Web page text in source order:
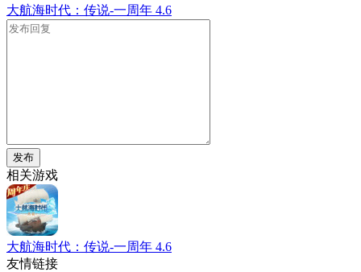
大航海时代：传说-一周年 4.6
发布
相关游戏
大航海时代：传说-一周年 4.6
友情链接